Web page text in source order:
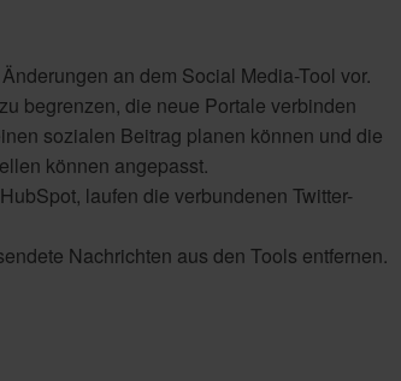
an dem Social Media-Tool vor.
begrenzen, die neue Portale verbinden
sozialen Beitrag planen können und die
können angepasst.
laufen die verbundenen Twitter-
Nachrichten aus den Tools entfernen.